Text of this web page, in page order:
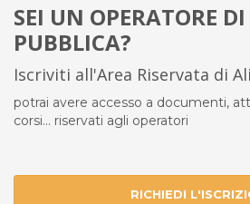
SEI UN OPERATORE
PUBBLICA?
Iscriviti all'Area Riservata di
potrai avere accesso a documenti,
corsi... riservati agli operatori
RICHIEDI